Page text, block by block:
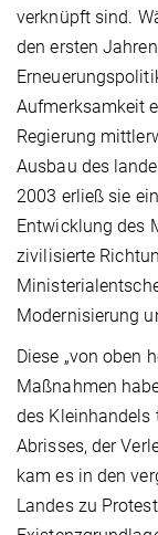
verknüpft sind.
den ersten
Aufmerksamkeit
Regierung
Ausbau des
2003 erließ sie
Entwicklung des
zivilisierte
Modernisierung
Diese „von oben
Maßnahmen
des Kleinhandels
Abrisses, der
kam es in den
Landes zu